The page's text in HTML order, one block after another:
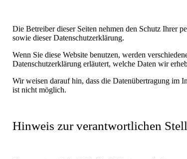
Die Betreiber dieser Seiten nehmen den Schutz Ihrer
sowie dieser Datenschutzerklärung.
Wenn Sie diese Website benutzen, werden
Datenschutzerklärung erläutert, welche Daten wir
Wir weisen darauf hin, dass die Datenübertragung
ist nicht möglich.
Hinweis zur verantwortlichen